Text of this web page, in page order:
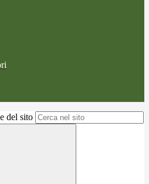
del sito